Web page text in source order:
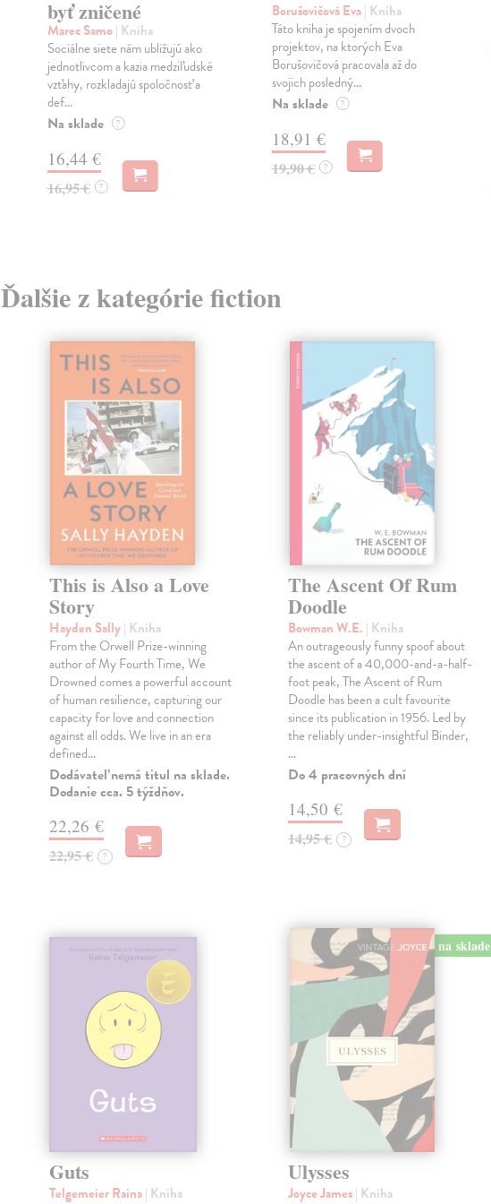
byť zničené
Marec Samo| Kniha
Sociálne siete nám ubližujú ako
jednotlivcom a kazia medziľudské
vzťahy, rozkladajú spoločnosť a
def...
Na sklade ?
16,44 €
16,95 € ?
Borušovičová Eva| Kniha
Táto kniha je spojením dvoch
projektov, na ktorých Eva
Borušovičová pracovala až do
svojich posledný...
Na sklade ?
18,91 €
19,90 € ?
Ďalšie z kategórie fiction
This is Also a Love
Story
Hayden Sally| Kniha
From the Orwell Prize-winning
author of My Fourth Time, We
Drowned comes a powerful account
of human resilience, capturing our
capacity for love and connection
against all odds. We live in an era
defined…
Dodávateľ nemá titul na sklade.
Dodanie cca. 5 týždňov.
22,26 €
22,95 € ?
The Ascent Of Rum
Doodle
Bowman W.E. | Kniha
An outrageously funny spoof about
the ascent of a 40,000-and-a-half-
foot peak, The Ascent of Rum
Doodle has been a cult favourite
since its publication in 1956. Led by
the reliably under-insightful Binder,
…
Do 4 pracovných dní
14,50 €
14,95 € ?
Guts
Telgemeier Raina| Kniha
na sklade
Ulysses
Joyce James| Kniha